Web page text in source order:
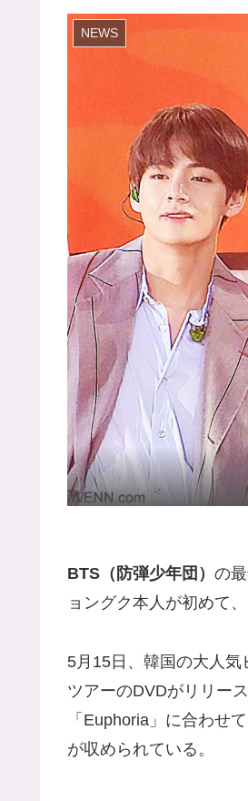
NEWS
BTS（防弾少年団） の
ョングク本人が初めて
5月15日、韓国の大人
ツアーのDVDがリリー
「Euphoria」に合わせ
が収められている。